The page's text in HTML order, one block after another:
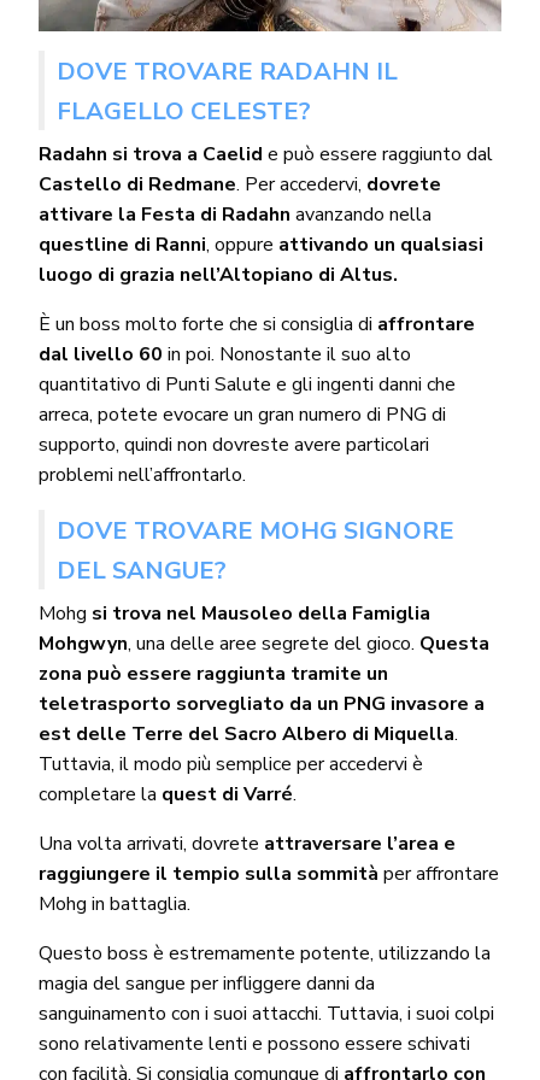
DOVE TROVARE RADAHN IL
FLAGELLO CELESTE?
Radahn si trova a Caelid e può essere raggiunto dal
Castello di Redmane. Per accedervi, dovrete
attivare la Festa di Radahn avanzando nella
questline di Ranni, oppure attivando un qualsiasi
luogo di grazia nell’Altopiano di Altus.
È un boss molto forte che si consiglia di affrontare
dal livello 60 in poi. Nonostante il suo alto
quantitativo di Punti Salute e gli ingenti danni che
arreca, potete evocare un gran numero di PNG di
supporto, quindi non dovreste avere particolari
problemi nell’affrontarlo.
DOVE TROVARE MOHG SIGNORE
DEL SANGUE?
Mohg si trova nel Mausoleo della Famiglia
Mohgwyn, una delle aree segrete del gioco. Questa
zona può essere raggiunta tramite un
teletrasporto sorvegliato da un PNG invasore a
est delle Terre del Sacro Albero di Miquella.
Tuttavia, il modo più semplice per accedervi è
completare la quest di Varré.
Una volta arrivati, dovrete attraversare l’area e
raggiungere il tempio sulla sommità per affrontare
Mohg in battaglia.
Questo boss è estremamente potente, utilizzando la
magia del sangue per infliggere danni da
sanguinamento con i suoi attacchi. Tuttavia, i suoi colpi
sono relativamente lenti e possono essere schivati
con facilità. Si consiglia comunque di affrontarlo con